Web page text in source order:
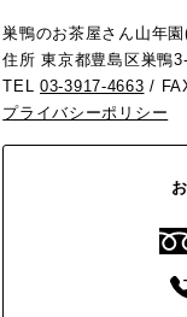
巣鴨のお茶屋さん山年
住所 東京都豊島区巣鴨
TEL03-3917-4663 /
プライバシーポリシー